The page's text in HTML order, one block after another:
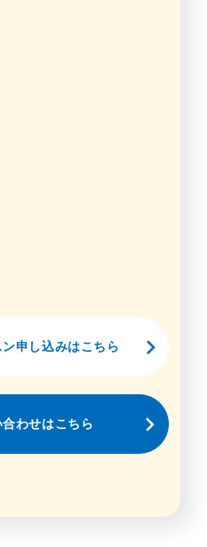
申し込みはこちら
合わせはこちら